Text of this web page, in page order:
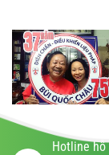
Hotline hỗ